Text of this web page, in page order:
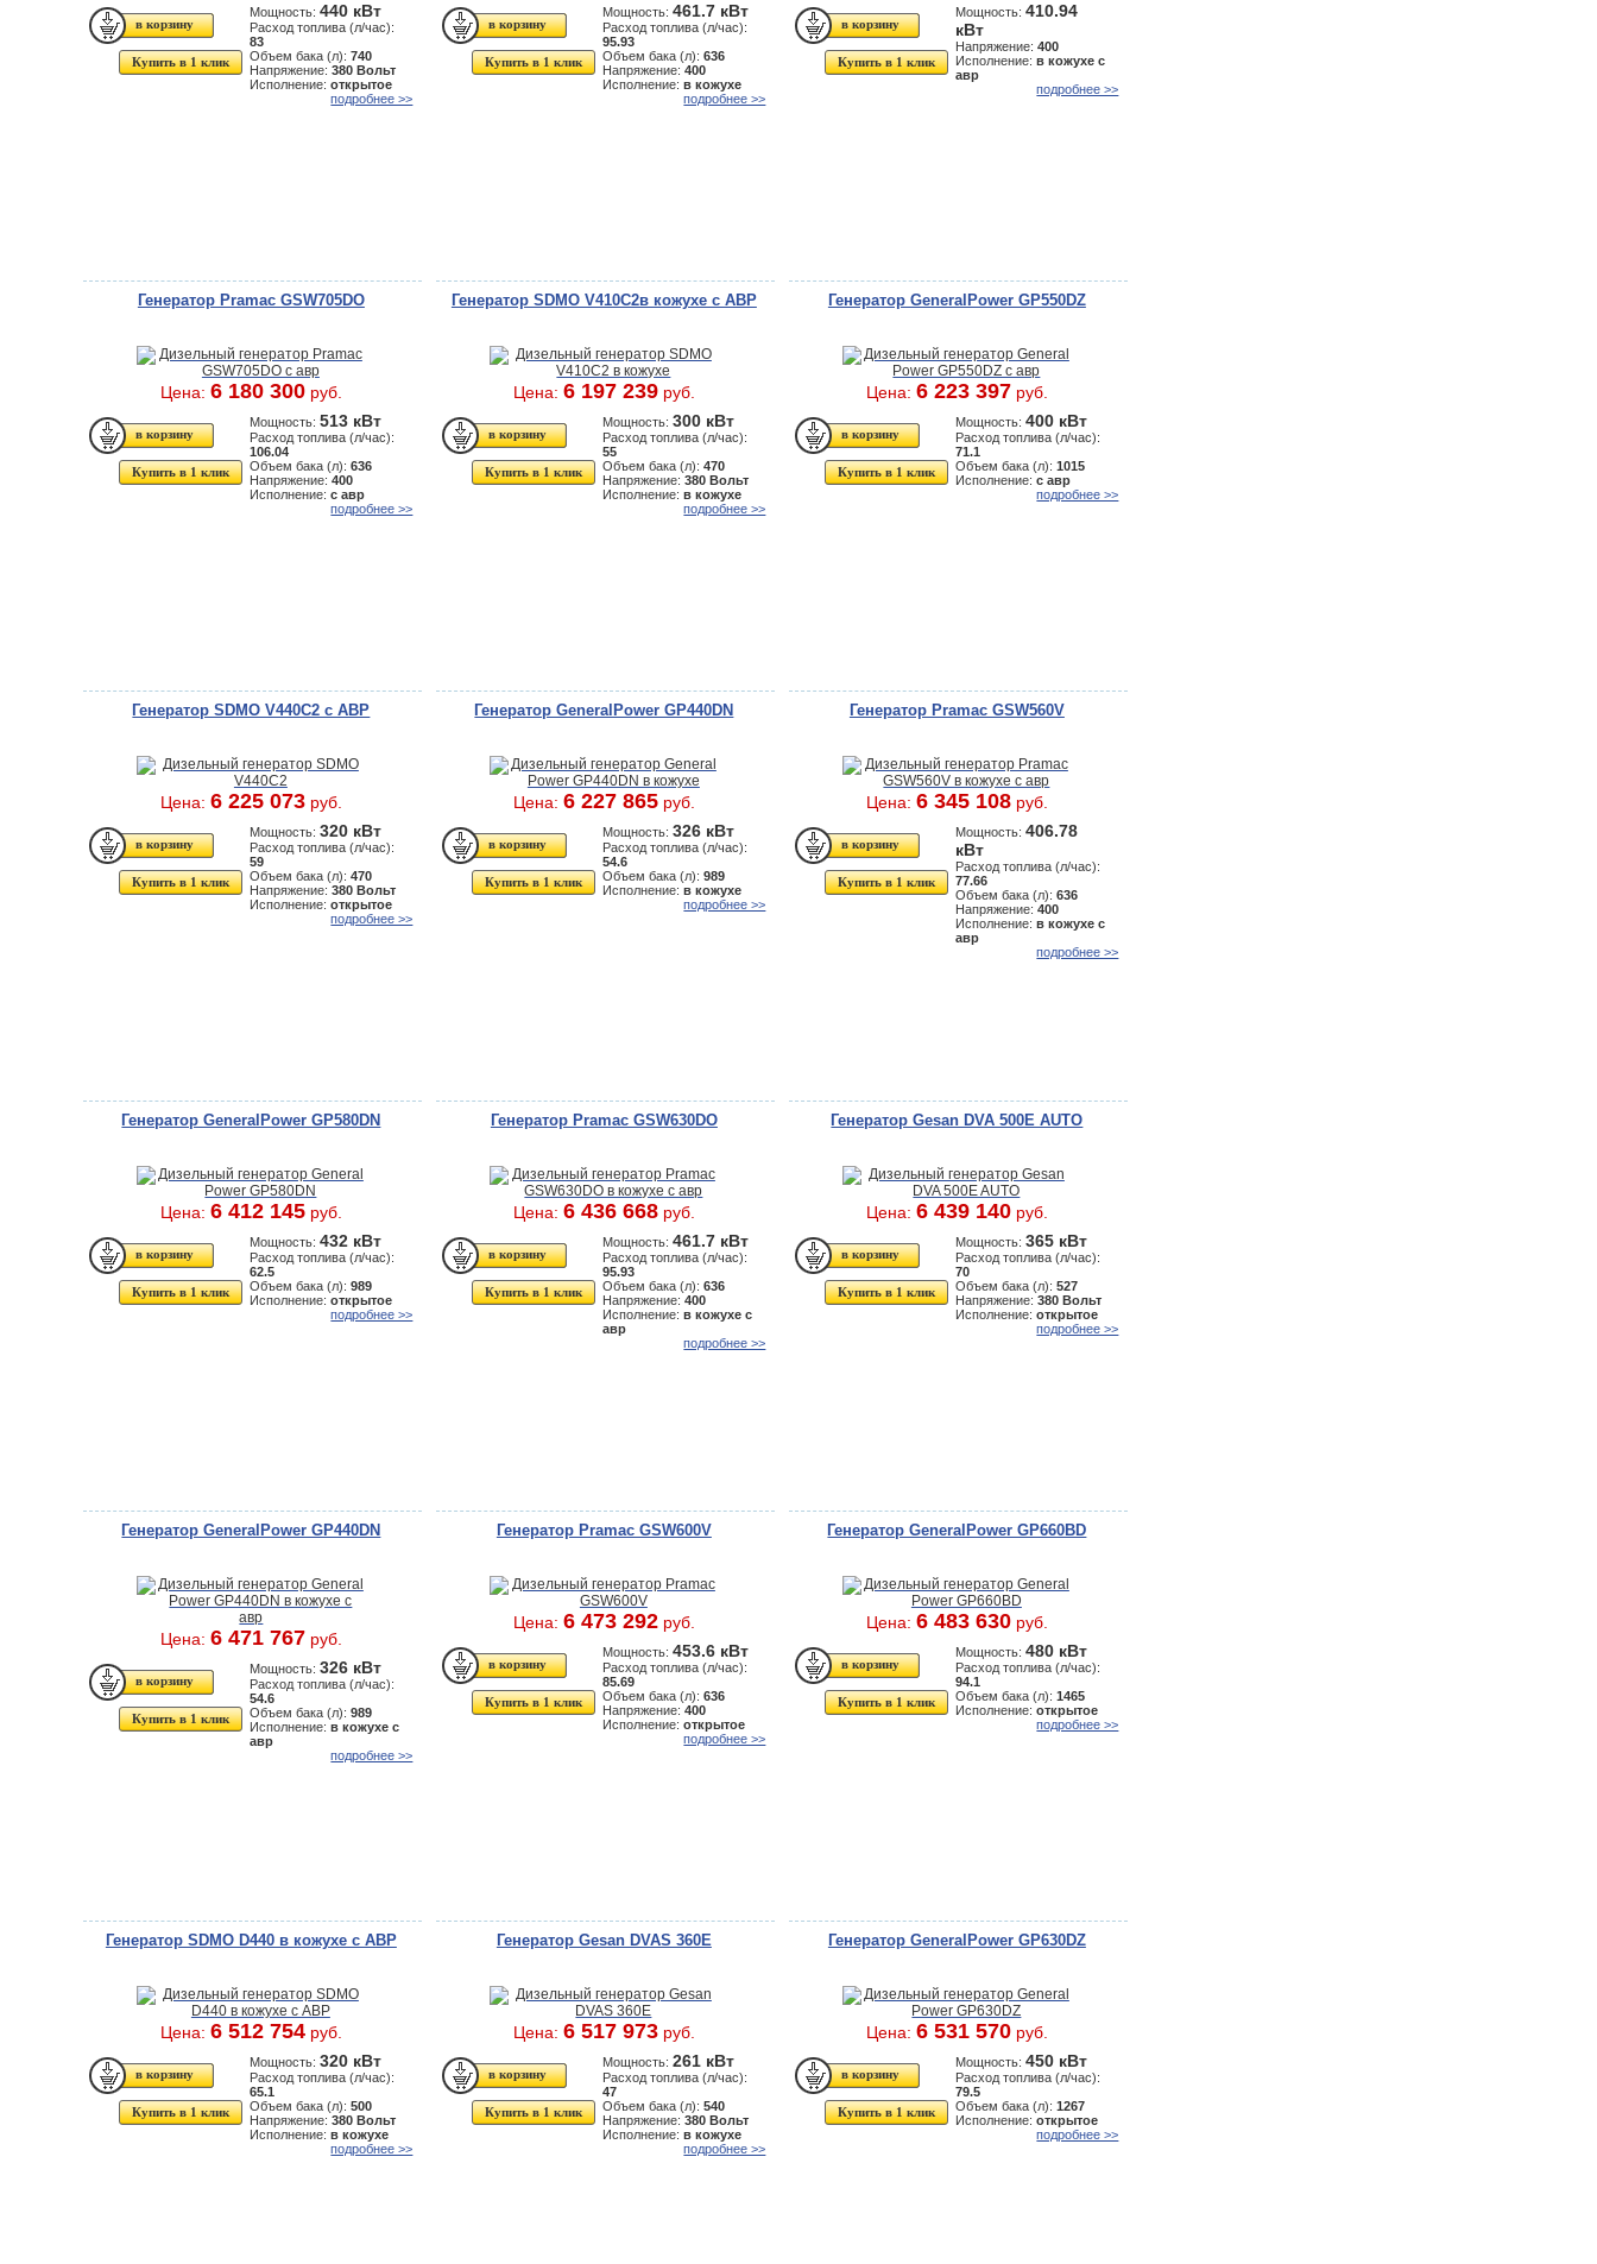
Купить в 1 клик
Мощность:440 кВт
Расход топлива (л/час):
83
Объем бака (л):740
Напряжение:380 Вольт
Исполнение:открытое
подробнее >>
Купить в 1 клик
Мощность:461.7 кВт
Расход топлива (л/час):
95.93
Объем бака (л):636
Напряжение:400
Исполнение:в кожухе
подробнее >>
Купить в 1 клик
Мощность:410.94
кВт
Напряжение:400
Исполнение:в кожухе с
авр
подробнее >>
Генератор Pramac GSW705DO
Цена: 6 180 300руб.
Купить в 1 клик
Мощность:513 кВт
Расход топлива (л/час):
106.04
Объем бака (л):636
Напряжение:400
Исполнение:с авр
подробнее >>
Генератор SDMO V410C2в кожухе с АВР
Цена: 6 197 239руб.
Купить в 1 клик
Мощность:300 кВт
Расход топлива (л/час):
55
Объем бака (л):470
Напряжение:380 Вольт
Исполнение:в кожухе
подробнее >>
Генератор GeneralPower GP550DZ
Цена: 6 223 397руб.
Купить в 1 клик
Мощность:400 кВт
Расход топлива (л/час):
71.1
Объем бака (л):1015
Исполнение:с авр
подробнее >>
Генератор SDMO V440C2 с АВР
Цена: 6 225 073руб.
Купить в 1 клик
Мощность:320 кВт
Расход топлива (л/час):
59
Объем бака (л):470
Напряжение:380 Вольт
Исполнение:открытое
подробнее >>
Генератор GeneralPower GP440DN
Цена: 6 227 865руб.
Купить в 1 клик
Мощность:326 кВт
Расход топлива (л/час):
54.6
Объем бака (л):989
Исполнение:в кожухе
подробнее >>
Генератор Pramac GSW560V
Цена: 6 345 108руб.
Купить в 1 клик
Мощность:406.78
кВт
Расход топлива (л/час):
77.66
Объем бака (л):636
Напряжение:400
Исполнение:в кожухе с
авр
подробнее >>
Генератор GeneralPower GP580DN
Цена: 6 412 145руб.
Купить в 1 клик
Мощность:432 кВт
Расход топлива (л/час):
62.5
Объем бака (л):989
Исполнение:открытое
подробнее >>
Генератор Pramac GSW630DO
Цена: 6 436 668руб.
Купить в 1 клик
Мощность:461.7 кВт
Расход топлива (л/час):
95.93
Объем бака (л):636
Напряжение:400
Исполнение:в кожухе с
авр
подробнее >>
Генератор Gesan DVA 500E AUTO
Цена: 6 439 140руб.
Купить в 1 клик
Мощность:365 кВт
Расход топлива (л/час):
70
Объем бака (л):527
Напряжение:380 Вольт
Исполнение:открытое
подробнее >>
Генератор GeneralPower GP440DN
Цена: 6 471 767руб.
Купить в 1 клик
Мощность:326 кВт
Расход топлива (л/час):
54.6
Объем бака (л):989
Исполнение:в кожухе с
авр
подробнее >>
Генератор Pramac GSW600V
Цена: 6 473 292руб.
Купить в 1 клик
Мощность:453.6 кВт
Расход топлива (л/час):
85.69
Объем бака (л):636
Напряжение:400
Исполнение:открытое
подробнее >>
Генератор GeneralPower GP660BD
Цена: 6 483 630руб.
Купить в 1 клик
Мощность:480 кВт
Расход топлива (л/час):
94.1
Объем бака (л):1465
Исполнение:открытое
подробнее >>
Генератор SDMO D440 в кожухе с АВР
Цена: 6 512 754руб.
Купить в 1 клик
Мощность:320 кВт
Расход топлива (л/час):
65.1
Объем бака (л):500
Напряжение:380 Вольт
Исполнение:в кожухе
подробнее >>
Генератор Gesan DVAS 360E
Цена: 6 517 973руб.
Купить в 1 клик
Мощность:261 кВт
Расход топлива (л/час):
47
Объем бака (л):540
Напряжение:380 Вольт
Исполнение:в кожухе
подробнее >>
Генератор GeneralPower GP630DZ
Цена: 6 531 570руб.
Купить в 1 клик
Мощность:450 кВт
Расход топлива (л/час):
79.5
Объем бака (л):1267
Исполнение:открытое
подробнее >>